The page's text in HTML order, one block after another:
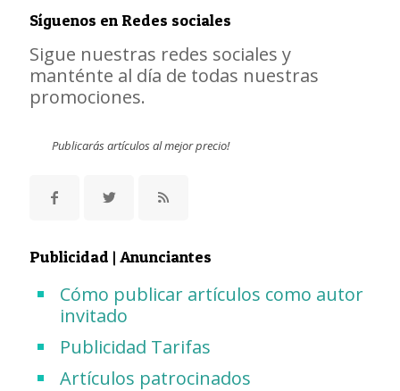
Síguenos en Redes sociales
Sigue nuestras redes sociales y
manténte al día de todas nuestras
promociones.
Publicarás artículos al mejor precio!
Publicidad | Anunciantes
Cómo publicar artículos como autor
invitado
Publicidad Tarifas
Artículos patrocinados